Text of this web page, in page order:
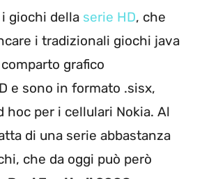
giochi della serie HD, che
i tradizionali giochi java
grafico
e sono in formato .sisx,
hoc per i cellulari Nokia. Al
di una serie abbastanza
che da oggi può però